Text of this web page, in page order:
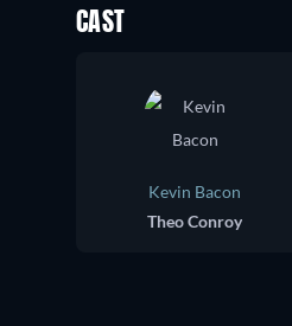
CAST
Kevin Bacon
Theo Conroy